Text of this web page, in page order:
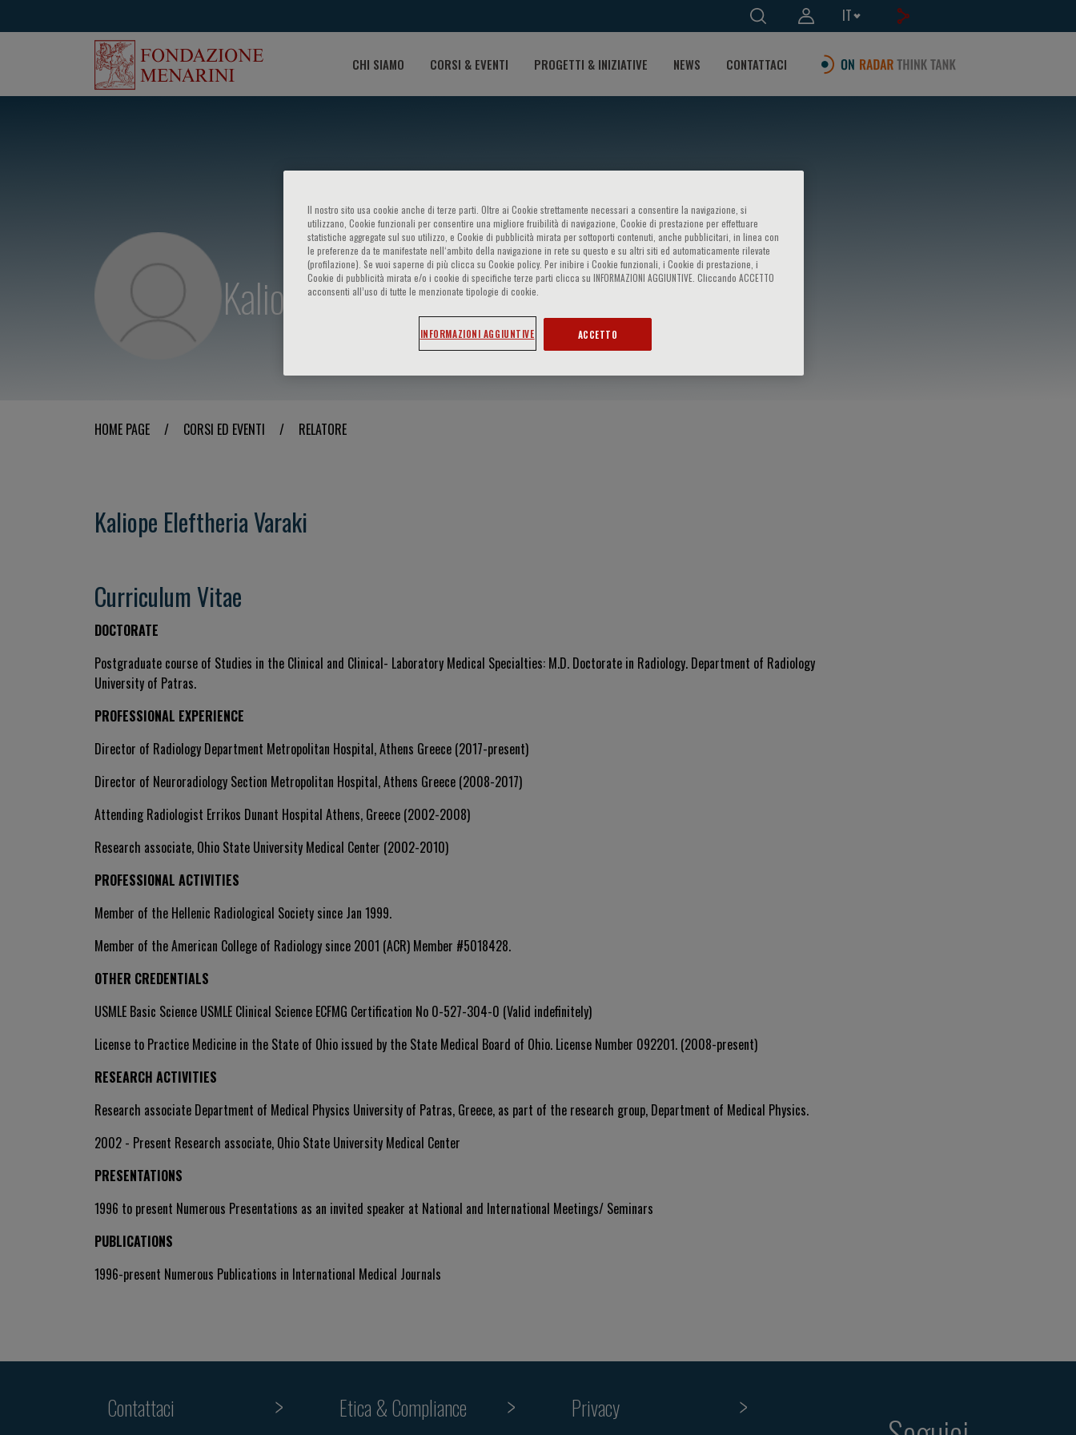
IT
CHI SIAMO CORSI & EVENTI PROGETTI & INIZIATIVE NEWS CONTATTACI
Kaliope Eleftheria Varaki
HOME PAGE / CORSI ED EVENTI / RELATORE
Kaliope Eleftheria Varaki
Curriculum Vitae
DOCTORATE
Postgraduate course of Studies in the Clinical and Clinical- Laboratory Medical Specialties: M.D. Doctorate in Radiology. Department of Radiology
University of Patras.
PROFESSIONAL EXPERIENCE
Director of Radiology Department Metropolitan Hospital, Athens Greece (2017-present)
Director of Neuroradiology Section Metropolitan Hospital, Athens Greece (2008-2017)
Attending Radiologist Errikos Dunant Hospital Athens, Greece (2002-2008)
Research associate, Ohio State University Medical Center (2002-2010)
PROFESSIONAL ACTIVITIES
Member of the Hellenic Radiological Society since Jan 1999.
Member of the American College of Radiology since 2001 (ACR) Member #5018428.
OTHER CREDENTIALS
USMLE Basic Science USMLE Clinical Science ECFMG Certification No 0-527-304-0 (Valid indefinitely)
License to Practice Medicine in the State of Ohio issued by the State Medical Board of Ohio. License Number 092201. (2008-present)
RESEARCH ACTIVITIES
Research associate Department of Medical Physics University of Patras, Greece, as part of the research group, Department of Medical Physics.
2002 - Present Research associate, Ohio State University Medical Center
PRESENTATIONS
1996 to present Numerous Presentations as an invited speaker at National and International Meetings/ Seminars
PUBLICATIONS
1996-present Numerous Publications in International Medical Journals
Contattaci Etica & Compliance Privacy
Il nostro sito usa cookie anche di terze parti. Oltre ai Cookie strettamente necessari a consentire la navigazione, si
utilizzano, Cookie funzionali per consentire una migliore fruibilità di navigazione, Cookie di prestazione per effettuare
statistiche aggregate sul suo utilizzo, e Cookie di pubblicità mirata per sottoporti contenuti, anche pubblicitari, in linea con
le preferenze da te manifestate nell‘ambito della navigazione in rete su questo e su altri siti ed automaticamente rilevate
(profilazione). Se vuoi saperne di più clicca su Cookie policy. Per inibire i Cookie funzionali, i Cookie di prestazione, i
Cookie di pubblicità mirata e/o i cookie di specifiche terze parti clicca su INFORMAZIONI AGGIUNTIVE. Cliccando ACCETTO
acconsenti all’uso di tutte le menzionate tipologie di cookie.
INFORMAZIONI AGGIUNTIVE ACCETTO